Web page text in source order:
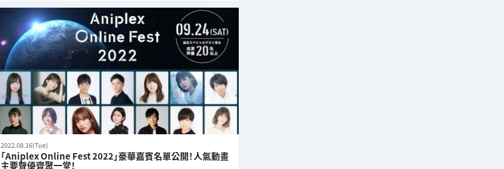
2022.08.16(Tue)
「Aniplex Online Fest 2022」豪華嘉賓名單公開！人氣動畫
主要聲優齊聚一堂！